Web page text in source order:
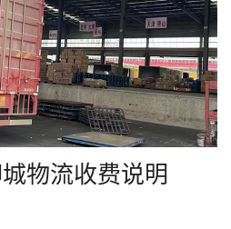
物流收费说明